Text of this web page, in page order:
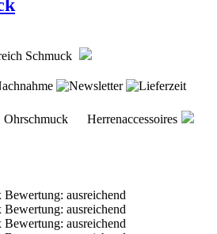
Schmuck
Herrenaccessoires